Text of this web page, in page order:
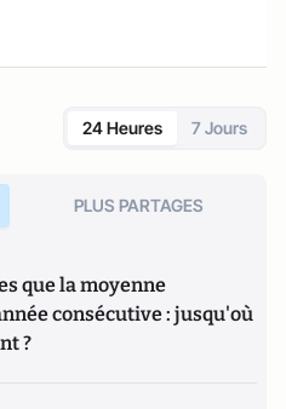
24 Heures 7 Jours
PLUS PARTAGES
que la moyenne
consécutive : jusqu'où
?